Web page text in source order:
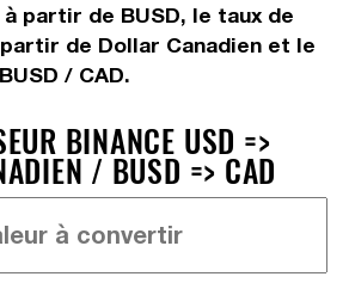
partir de BUSD, le taux de
de Dollar Canadien et le
/ CAD.
BINANCE USD =>
/ BUSD => CAD